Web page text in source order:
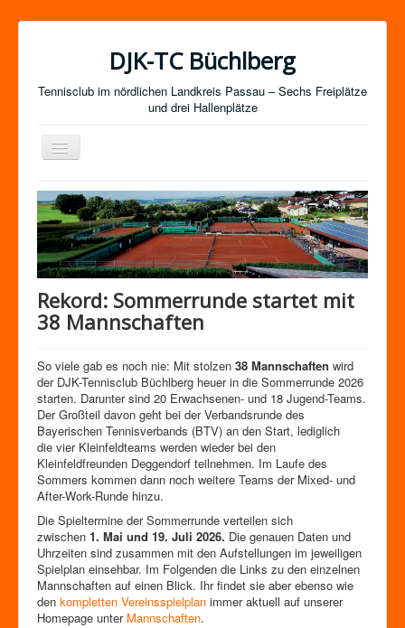
DJK-TC Büchlberg
Tennisclub im nördlichen Landkreis Passau – Sechs Freiplätze
und drei Hallenplätze
Navigation
an/aus
News
Termine
Mitgliedschaft / Kurse
Newsletter-Anmeldung
Mannschaften
Impressum
Zutrittskontrolle
Förderverein
Rekord: Sommerrunde startet mit
38 Mannschaften
So viele gab es noch nie: Mit stolzen 38 Mannschaften wird
der DJK-Tennisclub Büchlberg heuer in die Sommerrunde 2026
starten. Darunter sind 20 Erwachsenen- und 18 Jugend-Teams.
Der Großteil davon geht bei der Verbandsrunde des
Bayerischen Tennisverbands (BTV) an den Start, lediglich
die vier Kleinfeldteams werden wieder bei den
Kleinfeldfreunden Deggendorf teilnehmen. Im Laufe des
Sommers kommen dann noch weitere Teams der Mixed- und
After-Work-Runde hinzu.
Die Spieltermine der Sommerrunde verteilen sich
zwischen 1. Mai und 19. Juli 2026. Die genauen Daten und
Uhrzeiten sind zusammen mit den Aufstellungen im jeweiligen
Spielplan einsehbar. Im Folgenden die Links zu den einzelnen
Mannschaften auf einen Blick. Ihr findet sie aber ebenso wie
den kompletten Vereinsspielplan immer aktuell auf unserer
Homepage unter Mannschaften.